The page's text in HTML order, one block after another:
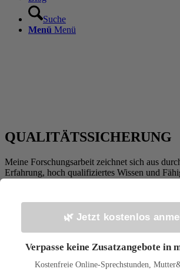
Suche
Menü Menü
QUALITÄTSSICHERUNG
Meine Forschungsarbeit zeichnet sich aus
Erfahrung, hoch qualifiziertes Wissen und
Osteopathie Abschluss ermöglichen mir eine
Arbeit.
Hohe Qualitätssicherung durch ständige
und Verbreitung der ganzheitlichen Arbeit.
Aus diesem Grund dient meiner Arbeit der
Qualitätssicherung der Osteopathischen
🌿 Jetzt kostenlos
Verpasse keine Zusatzangebote in
Kostenfreie Online-Sprechstunden,